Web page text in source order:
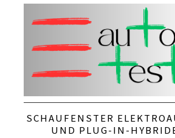
SCHAUFENSTER
UND PLUG-IN-